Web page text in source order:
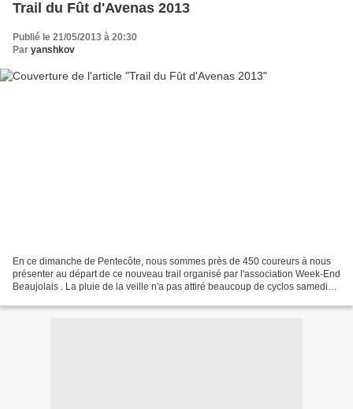
Trail du Fût d'Avenas 2013
Publié le 21/05/2013 à 20:30
Par yanshkov
En ce dimanche de Pentecôte, nous sommes près de 450 coureurs à nous
présenter au départ de ce nouveau trail organisé par l'association Week-End
Beaujolais . La pluie de la veille n'a pas attiré beaucoup de cyclos samedi